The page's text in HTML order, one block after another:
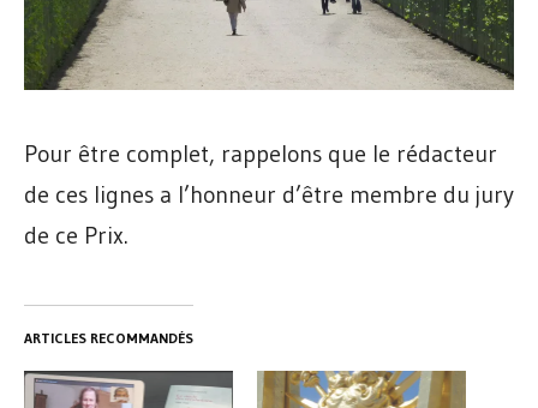
Pour être complet, rappelons que le rédacteur
de ces lignes a l’honneur d’être membre du jury
de ce Prix.
ARTICLES RECOMMANDÉS